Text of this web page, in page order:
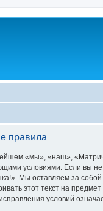
правила
«мы», «наш»,
условиями. Если вы
Мы оставляем за
этот текст на предмет
условий